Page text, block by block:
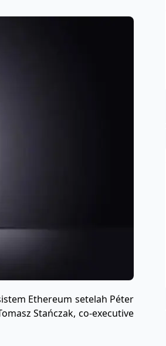
Ethereum setelah Péter
Stańczak, co-executive